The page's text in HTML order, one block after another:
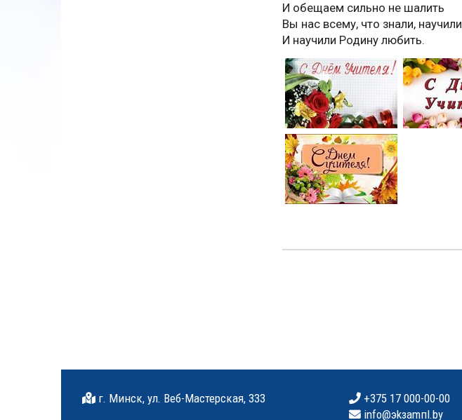
И обещаем сильно не шалить
Вы нас всему, что знали, научили
И научили Родину любить.
г. Минск, ул. Веб-Мастерская, 333
+375 17 000-00-00
info@эkзamпl.by